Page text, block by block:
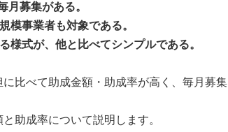
募集がある。
模事業者も対象である。
様式が、他と比べてシンプルである。
比べて助成金額・助成率が高く、毎月募
助成率について説明します。